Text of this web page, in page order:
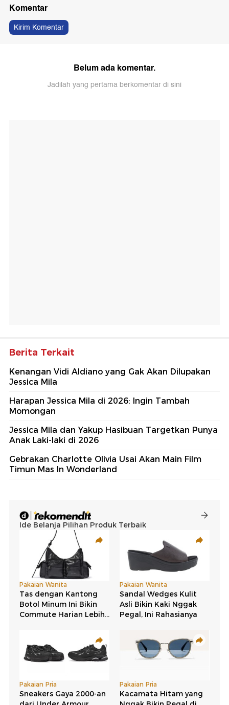
Komentar
Kirim Komentar
Belum ada komentar.
Jadilah yang pertama berkomentar di sini
Berita Terkait
Kenangan Vidi Aldiano yang Gak Akan Dilupakan
Jessica Mila
Harapan Jessica Mila di 2026: Ingin Tambah
Momongan
Jessica Mila dan Yakup Hasibuan Targetkan Punya
Anak Laki-laki di 2026
Gebrakan Charlotte Olivia Usai Akan Main Film
Timun Mas In Wonderland